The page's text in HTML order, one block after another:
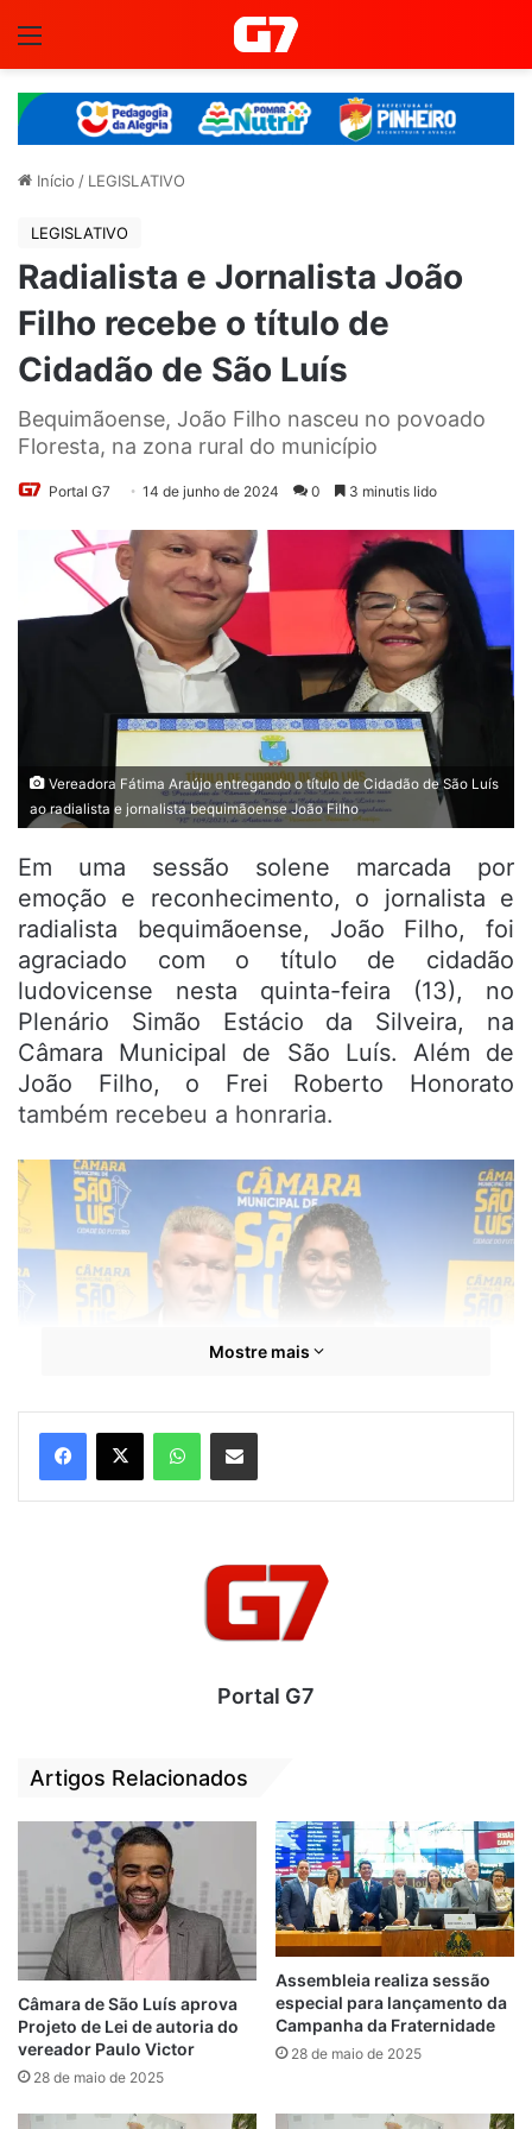
Início / LEGISLATIVO
LEGISLATIVO
Radialista e Jornalista João
Filho recebe o título de
Cidadão de São Luís
Bequimãoense, João Filho nasceu no povoado
Floresta, na zona rural do município
Portal G7 14 de junho de 2024 0 3 minutis lido
Vereadora Fátima Araújo entregando o título de Cidadão de São Luís
ao radialista e jornalista bequimãoense João Filho
Em uma sessão solene marcada por
emoção e reconhecimento, o jornalista e
radialista bequimãoense, João Filho, foi
agraciado com o título de cidadão
ludovicense nesta quinta-feira (13), no
Plenário Simão Estácio da Silveira, na
Câmara Municipal de São Luís. Além de
João Filho, o Frei Roberto Honorato
também recebeu a honraria.
As homenagens foram de autoria da
vereadora de São Luís, Fátima Araújo
(PCdoB) e aprovadas por unanimidade pela
Câmara Municipal da Capital Maranhense
através dos Decretos Legislativos Nº
0109/2023, Nº 121/2023 e Nº 073/2023.
Mostre mais
Portal G7
Artigos Relacionados
Câmara de São Luís aprova
Projeto de Lei de autoria do
vereador Paulo Victor
28 de maio de 2025
Assembleia realiza sessão
especial para lançamento da
Campanha da Fraternidade
28 de maio de 2025